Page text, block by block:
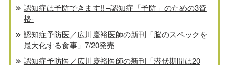
認知症は予防できます!! –認知症「予防」のための3資
格-
認知症予防医／広川慶裕医師の新刊「脳のスペックを
最大化する食事」7/20発売
認知症予防医／広川慶裕医師の新刊「潜伏期間は20